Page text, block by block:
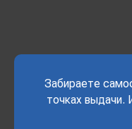
Забираете
точках